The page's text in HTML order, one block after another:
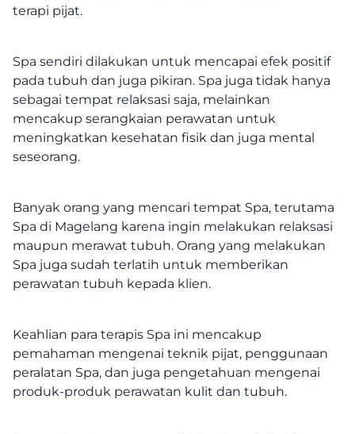
terapi pijat.
Spa sendiri dilakukan untuk mencapai efek positif
pada tubuh dan juga pikiran. Spa juga tidak hanya
sebagai tempat relaksasi saja, melainkan
mencakup serangkaian perawatan untuk
meningkatkan kesehatan fisik dan juga mental
seseorang.
Banyak orang yang mencari tempat Spa, terutama
Spa di Magelang karena ingin melakukan relaksasi
maupun merawat tubuh. Orang yang melakukan
Spa juga sudah terlatih untuk memberikan
perawatan tubuh kepada klien.
Keahlian para terapis Spa ini mencakup
pemahaman mengenai teknik pijat, penggunaan
peralatan Spa, dan juga pengetahuan mengenai
produk-produk perawatan kulit dan tubuh.